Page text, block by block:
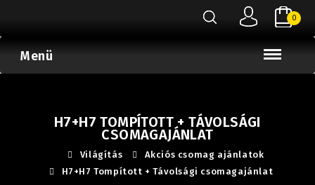
0
Menü
H7+H7 TOMPÍTOTT + TÁVOLSÁGI
CSOMAGAJÁNLAT
Világítás
Akciós csomag ajánlatok
H7+H7 Tompított + Távolsági csomagajánlat